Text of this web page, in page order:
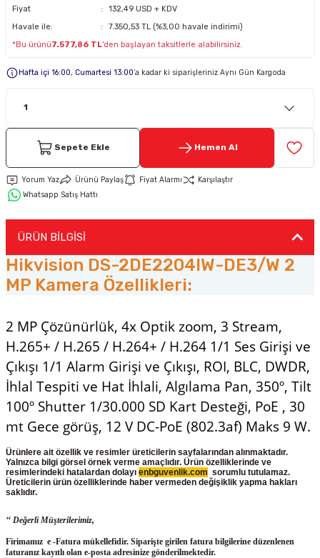
Hırsız Alarm Aksesuarlar
Fiyat
132,49 USD + KDV
Havale ile:
7.350,53 TL (%3,00 havale indirimi)
*Bu ürünü7.577,86 TL'den başlayan taksitlerle alabilirsiniz.
Hafta içi 16:00, Cumartesi 13:00’a kadar ki siparişleriniz Aynı Gün Kargoda
Sepete Ekle Hemen Al
Yorum Yaz Ürünü Paylaş Fiyat Alarmı
Karşılaştır
Whatsapp Satış Hattı
ÜRÜN BİLGİSİ
Hikvision DS-2DE2204IW-DE3/W 2
MP Kamera Özellikleri:
2 MP Çözünürlük, 4x Optik zoom, 3 Stream,
H.265+ / H.265 / H.264+ / H.264 1/1 Ses Girişi ve
Çıkışı 1/1 Alarm Girişi ve Çıkışı, ROI, BLC, DWDR,
İhlal Tespiti ve Hat İhlali, Algılama Pan, 350º, Tilt
100º Shutter 1/30.000 SD Kart Desteği, PoE , 30
mt Gece görüş, 12 V DC-PoE (802.3af) Maks 9 W.
Ürünlere ait özellik ve resimler üreticilerin sayfalarından alınmaktadır.
Yalnızca bilgi görsel örnek verme amaçlıdır. Ürün özelliklerinde ve
resimlerindeki hatalardan dolayı enbguvenlik.com sorumlu tutulamaz.
Üreticilerin ürün özelliklerinde haber vermeden değişiklik yapma hakları
saklıdır.
‘‘ Değerli Müşterilerimiz,
Firimamız e -Fatura mükellefidir. Siparişte girilen fatura bilgilerine düzenlenen
faturanız kayıtlı olan e-posta adresinize gönderilmektedir.